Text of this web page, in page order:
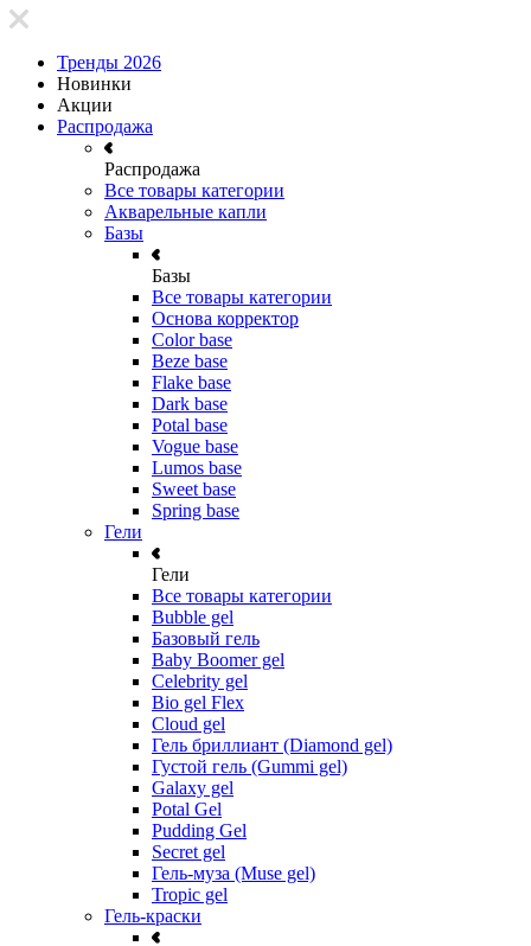
Тренды 2026
Новинки
Акции
Распродажа
Распродажа
Все товары категории
Акварельные капли
Базы
Базы
Все товары категории
Основа корректор
Color base
Beze base
Flake base
Dark base
Potal base
Vogue base
Lumos base
Sweet base
Spring base
Гели
Гели
Все товары категории
Bubble gel
Базовый гель
Baby Boomer gel
Celebrity gel
Bio gel Flex
Cloud gel
Гель бриллиант (Diamond gel)
Густой гель (Gummi gel)
Galaxy gel
Potal Gel
Pudding Gel
Secret gel
Гель-муза (Muse gel)
Tropic gel
Гель-краски